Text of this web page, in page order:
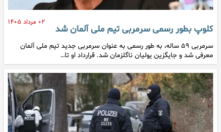
۰۲ مرداد ۱۴۰۵
کلوپ بطور رسمی سرمربی تیم ملی آلمان شد
سرمربی ۵۹ ساله، به طور رسمی به عنوان سرمربی جدید تیم ملی آلمان
معرفی شد و جایگزین یولیان ناگلزمان شد. قرارداد او تا…